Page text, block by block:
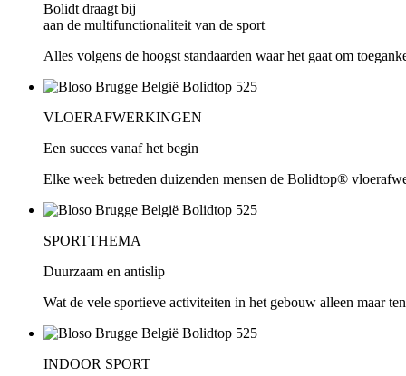
Bolidt draagt bij
aan de multifunctionaliteit van de sport
Alles volgens de hoogst standaarden waar het gaat om
VLOERAFWERKINGEN
Een succes vanaf het begin
Elke week betreden duizenden mensen de Bolidtop®
SPORTTHEMA
Duurzaam en antislip
Wat de vele sportieve activiteiten in het gebouw alleen maar
INDOOR SPORT